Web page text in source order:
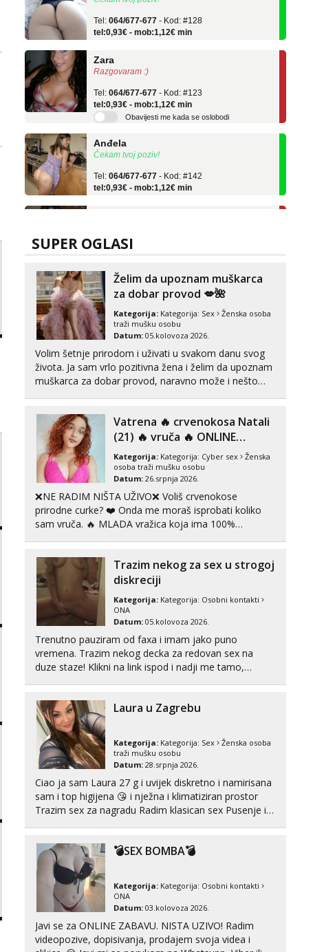
064/677-677
tel:0,93€ - mob:1,12€ min
Razgovaram :)
064/677-677
tel:0,93€ - mob:1,12€ min
Obavijesti me kada se oslobodi
Čekam tvoj poziv!
064/677-677
tel:0,93€ - mob:1,12€ min
tel:0,93€ - mob:1,12€ min
Vanesa
Razgovaram :)
Tel: 064/677-677- Kod: #74
tel:0,93€ - mob:1,12€ min
Obavijesti me kada se oslobodi
Lili
Čekam tvoj poziv!
Tel:064/677-677- Kod: #128
064/677-677 - Kod: #123
tel:0,93€ - mob:1,12€ min
Obavijesti me kada se oslobodi
Anđela
Tel:
tel:0,93€ - mob:1,12€ min
SUPER OGLASI
Želim da upoznam muškarca
za dobar provod 💋🌺
Kategorija: Kategorija: Sex
Ženska osoba
traži mušku osobu
Datum: 05.kolovoza 2026.
Volim šetnje prirodom i uživati u svakom danu svog
života. Ja sam vrlo pozitivna žena i želim da upoznam
muškarca za dobar provod, naravno može i nešto
Vatrena ‎️‍🔥 crvenokosa Natali
(21) ‎️‍🔥 vruča‎ ️‍🔥 ONLINE
ZABAVA
Kategorija: Kategorija: Cyber sex
Ženska
osoba traži mušku osobu
Datum: 26.srpnja 2026.
❌NE RADIM NIŠTA UŽIVO❌ Voliš crvenokose
prirodne curke? ❤️ Onda me moraš isprobati koliko
sam vruča.‎ ️‍🔥 MLADA vražica koja ima 100%
možeš pranaći nešto po svojoj mjeri. Sexi videa s
kolegica...
Trazim nekog za sex u strogoj
diskreciji
Kategorija: Kategorija: Osobni kontakti
ONA
Datum: 05.kolovoza 2026.
Trenutno pauziram od faxa i imam jako puno
vremena. Trazim nekog decka za redovan sex na
duze staze! Klikni na link ispod i nadji me tamo,
Laura u Zagrebu
Kategorija: Kategorija: Sex
Ženska osoba
traži mušku osobu
Datum: 28.srpnja 2026.
Ciao ja sam Laura 27 g i uvijek diskretno i namirisana
sam i top higijena 😘 i nježna i klimatiziran prostor
Trazim sex za nagradu Radim klasican sex Pusenje i
neljubim se Wha...💣SEX BOMBA💣
Kategorija: Kategorija: Osobni kontakti
ONA
Datum: 03.kolovoza 2026.
Javi se za ONLINE ZABAVU. NISTA UZIVO! Radim
videopozive, dopisivanja, prodajem svoja videa i